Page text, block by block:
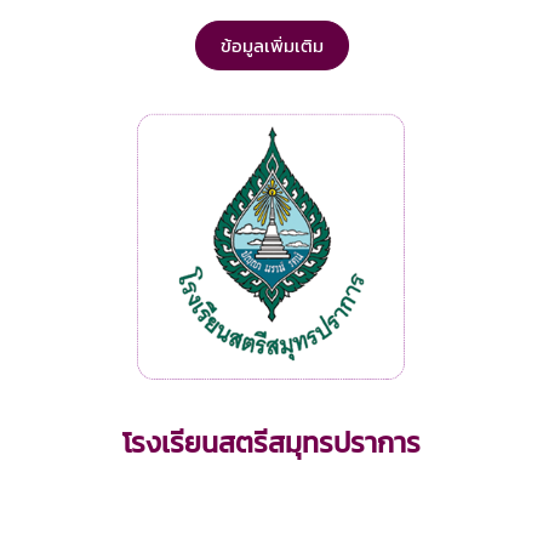
ข้อมูลเพิ่มเติม
โรงเรียนสตรีสมุทรปราการ